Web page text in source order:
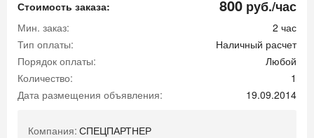
Стоимость заказа: 800 руб./час
Мин. заказ:
2 час
Тип оплаты:
Наличный расчет
Порядок оплаты:
Любой
Количество:
1
Дата размещения объявления:
19.09.2014
Компания: СПЕЦПАРТНЕР